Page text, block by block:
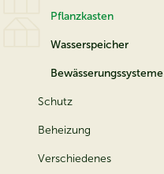
Pflanzkasten
Wasserspeicher
Bewässerungssysteme
Schutz
Beheizung
Verschiedenes